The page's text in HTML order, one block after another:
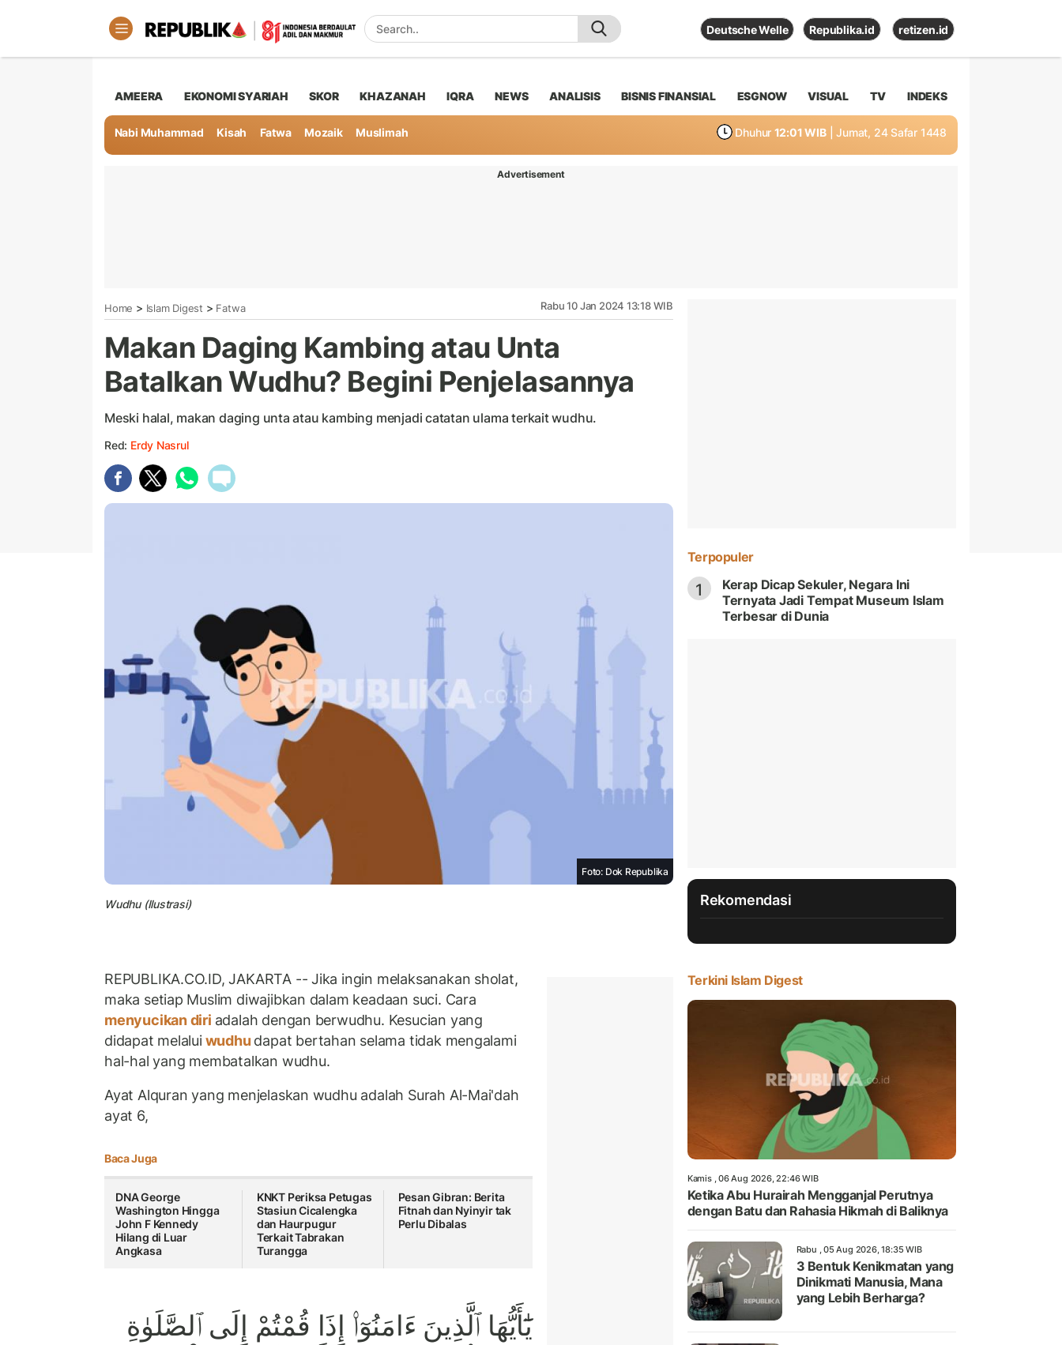
Deutsche Welle Republika.id retizen.id
AMEERA EKONOMI SYARIAH SKOR KHAZANAH IQRA NEWS ANALISIS BISNIS FINANSIAL ESGNOW VISUAL TV INDEKS
Nabi Muhammad Kisah Fatwa Mozaik Muslimah Dhuhur 12:01 WIB | Jumat, 24 Safar 1448
Advertisement
Home > Islam Digest > Fatwa Rabu 10 Jan 2024 13:18 WIB
Makan Daging Kambing atau Unta
Batalkan Wudhu? Begini Penjelasannya
Meski halal, makan daging unta atau kambing menjadi catatan ulama terkait wudhu.
Red: Erdy Nasrul
Foto: Dok Republika
Wudhu (Ilustrasi)
REPUBLIKA.CO.ID, JAKARTA -- Jika ingin melaksanakan sholat,
maka setiap Muslim diwajibkan dalam keadaan suci. Cara
menyucikan diri adalah dengan berwudhu. Kesucian yang
didapat melaluiwudhu dapat bertahan selama tidak mengalami
hal-hal yang membatalkan wudhu.
Ayat Alquran yang menjelaskan wudhu adalah Surah Al-Mai'dah
ayat 6,
Baca Juga
DNA George
Washington Hingga
John F Kennedy
Hilang di Luar
Angkasa
KNKT Periksa Petugas
Stasiun Cicalengka
dan Haurpugur
Terkait Tabrakan
Turangga
Pesan Gibran: Berita
Fitnah dan Nyinyir tak
Perlu Dibalas
يَٰٓأَيُّهَا ٱلَّذِينَ ءَامَنُوٓا۟ إِذَا قُمْتُمْ إِلَى ٱلصَّلَوٰةِ
Terpopuler
1
Kerap Dicap Sekuler, Negara Ini
Ternyata Jadi Tempat Museum Islam
Terbesar di Dunia
Rekomendasi
Terkini Islam Digest
Kamis , 06 Aug 2026, 22:46 WIB
Ketika Abu Hurairah Mengganjal Perutnya
dengan Batu dan Rahasia Hikmah di Baliknya
Rabu , 05 Aug 2026, 18:35 WIB
3 Bentuk Kenikmatan yang
Dinikmati Manusia, Mana
yang Lebih Berharga?